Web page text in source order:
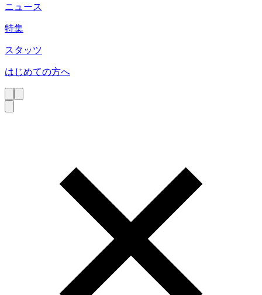
ニュース
特集
スタッツ
はじめての方へ